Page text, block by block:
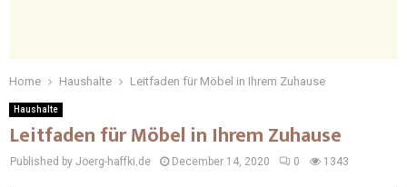
Home Haushalte Leitfaden für Möbel in Ihrem Zuhause
Haushalte
Leitfaden für Möbel in Ihrem Zuhause
Published by Joerg-haffki.de December 14, 2020 0 1343